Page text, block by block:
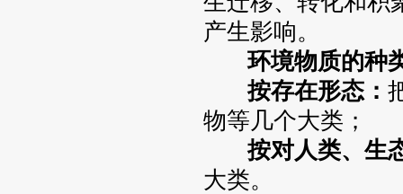
产生影响。
环境物质的种
按存在形态：
物等几个大类；
按对人类、生
大类。